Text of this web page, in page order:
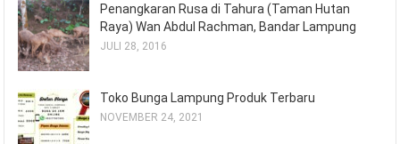
Penangkaran Rusa di Tahura (Taman Hutan
Raya) Wan Abdul Rachman, Bandar Lampung
JULI 28, 2016
Toko Bunga Lampung Produk Terbaru
NOVEMBER 24, 2021